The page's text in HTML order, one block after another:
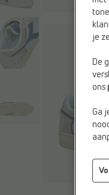
je
De
ons
Ga